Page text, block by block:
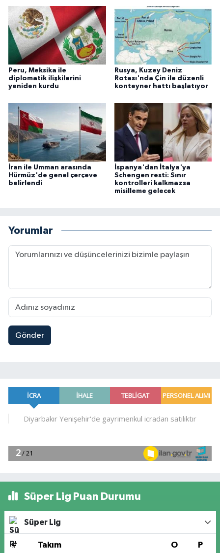
Peru, Meksika ile
diplomatik ilişkilerini
yeniden kurdu
Rusya, Kuzey Deniz
Rotası'nda Çin ile düzenli
konteyner hattı başlatıyor
İran ile Umman arasında
Hürmüz'de genel çerçeve
belirlendi
İspanya'dan İtalya'ya
Schengen resti: Sınır
kontrolleri kalkmazsa
misilleme gelecek
Yorumlar
Gönder
Süper Lig Puan Durumu
Süper Lig
# Takım O P